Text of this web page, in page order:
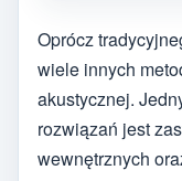
Oprócz
wiele innych
akustycznej.
rozwiązań jest
wewnętrznych